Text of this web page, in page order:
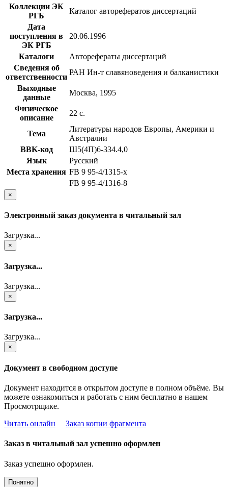
Коллекции ЭК
РГБ
Каталог авторефератов диссертаций
Дата
поступления в
ЭК РГБ
20.06.1996
Каталоги
Авторефераты диссертаций
Сведения об
ответственности
РАН Ин-т славяноведения и балканистики
Выходные
данные
Москва, 1995
Физическое
описание
22 с.
Тема
Литературы народов Европы, Америки и
Австралии
BBK-код
Ш5(4П)6-334.4,0
Язык
Русский
Места хранения FB 9 95-4/1315-x
FB 9 95-4/1316-8
×
Электронный заказ документа в читальный зал
Загрузка...
×
Загрузка...
Загрузка...
×
Загрузка...
Загрузка...
×
Документ в свободном доступе
Документ находится в открытом доступе в полном объёме. Вы
можете ознакомиться и работать с ним бесплатно в нашем
Просмотрщике.
Читать онлайн
Заказ копии фрагмента
Заказ в читальный зал успешно оформлен
Заказ успешно оформлен.
Понятно